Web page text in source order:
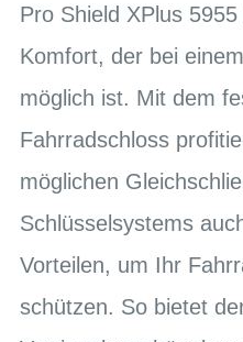
Pro Shield XPlus
Komfort, der bei
möglich ist. Mit dem
Fahrradschloss
möglichen
Schlüsselsystems
Vorteilen, um Ihr
schützen. So bietet